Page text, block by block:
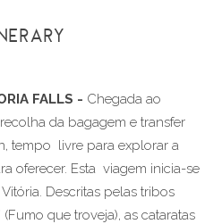
FALLS - Chegada ao
da bagagem e transfer
tempo livre para explorar a
oferecer. Esta viagem inicia-se
Descritas pelas tribos
que troveja), as cataratas